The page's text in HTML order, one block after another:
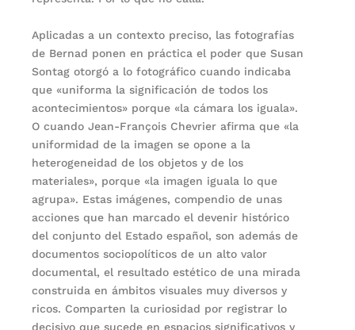
Aplicadas a un contexto preciso, las fotografías
de Bernad ponen en práctica el poder que Susan
Sontag otorgó a lo fotográfico cuando indicaba
que «uniforma la significación de todos los
acontecimientos» porque «la cámara los iguala».
O cuando Jean-François Chevrier afirma que «la
uniformidad de la imagen se opone a la
heterogeneidad de los objetos y de los
materiales», porque «la imagen iguala lo que
agrupa». Estas imágenes, compendio de unas
acciones que han marcado el devenir histórico
del conjunto del Estado español, son además de
documentos sociopolíticos de un alto valor
documental, el resultado estético de una mirada
construida en ámbitos visuales muy diversos y
ricos. Comparten la curiosidad por registrar lo
decisivo que sucede en espacios significativos y